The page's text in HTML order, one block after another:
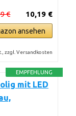
10,19 €
€
ansehen
zzgl. Versandkosten
EMPFEHLUNG
mit LED